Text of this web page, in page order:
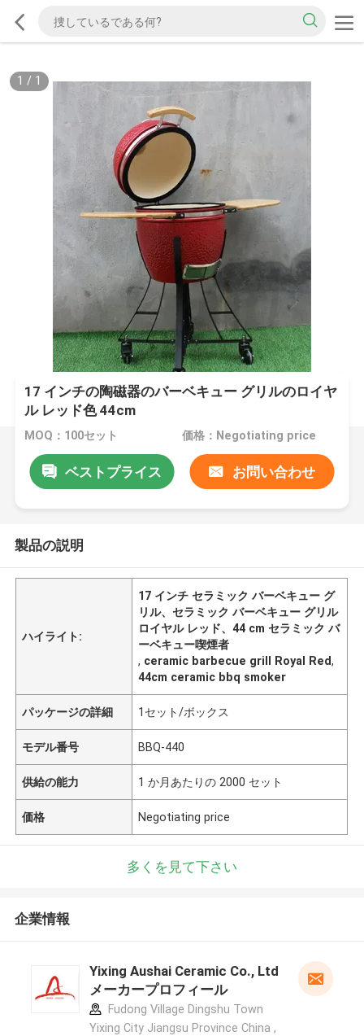
1 / 1
17 インチの陶磁器のバーベキュー グリルのロイヤ
ル レッド色 44cm
MOQ：100セット 価格：Negotiating price
ベストプライス お問い合わせ
製品の説明
ハイライト:
17 インチ セラミック バーベキュー グ
リル、セラミック バーベキュー グリル
ロイヤル レッド、44 cm セラミック バ
ーベキュー喫煙者
, ceramic barbecue grill Royal Red,
44cm ceramic bbq smoker
パッケージの詳細 1セット/ボックス
モデル番号 BBQ-440
供給の能力 1 か月あたりの 2000 セット
価格 Negotiating price
多くを見て下さい
企業情報
Yixing Aushai Ceramic Co., Ltd
メーカープロフィール
Fudong Village Dingshu Town
Yixing City Jiangsu Province China ,